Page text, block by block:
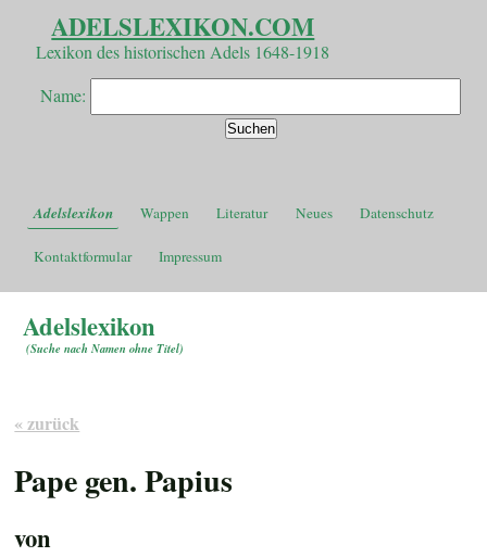
ADELSLEXIKON.COM
Lexikon des historischen Adels 1648-1918
Name:
Adelslexikon Wappen Literatur Neues Datenschutz
Kontaktformular Impressum
Adelslexikon
(Suche nach Namen ohne Titel)
« zurück
Pape gen. Papius
von